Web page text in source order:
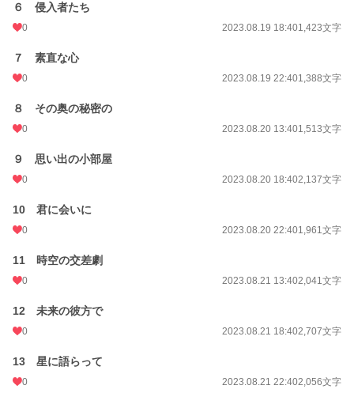
６ 侵入者たち
0 2023.08.19 18:401,423文字
７ 素直な心
0 2023.08.19 22:401,388文字
８ その奥の秘密の
0 2023.08.20 13:401,513文字
９ 思い出の小部屋
0 2023.08.20 18:402,137文字
10 君に会いに
0 2023.08.20 22:401,961文字
11 時空の交差劇
0 2023.08.21 13:402,041文字
12 未来の彼方で
0 2023.08.21 18:402,707文字
13 星に語らって
0 2023.08.21 22:402,056文字